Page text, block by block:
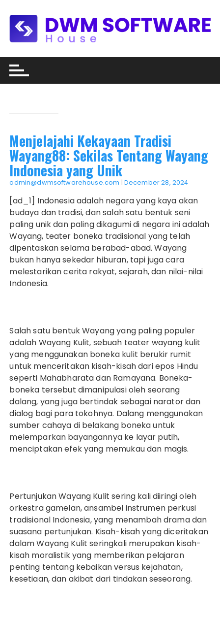
content
Menjelajahi Kekayaan Tradisi
Wayang88: Sekilas Tentang Wayang
Indonesia yang Unik
admin@dwmsoftwarehouse.com | December 28, 2024
[ad_1] Indonesia adalah negara yang kaya akan
budaya dan tradisi, dan salah satu bentuk seni
paling unik dan paling dikagumi di negara ini adalah
Wayang, teater boneka tradisional yang telah
dipentaskan selama berabad-abad. Wayang
bukan hanya sekedar hiburan, tapi juga cara
melestarikan cerita rakyat, sejarah, dan nilai-nilai
Indonesia.
Salah satu bentuk Wayang yang paling populer
adalah Wayang Kulit, sebuah teater wayang kulit
yang menggunakan boneka kulit berukir rumit
untuk menceritakan kisah-kisah dari epos Hindu
seperti Mahabharata dan Ramayana. Boneka-
boneka tersebut dimanipulasi oleh seorang
dalang, yang juga bertindak sebagai narator dan
dialog bagi para tokohnya. Dalang menggunakan
sumber cahaya di belakang boneka untuk
melemparkan bayangannya ke layar putih,
menciptakan efek yang memukau dan magis.
Pertunjukan Wayang Kulit sering kali diiringi oleh
orkestra gamelan, ansambel instrumen perkusi
tradisional Indonesia, yang menambah drama dan
suasana pertunjukan. Kisah-kisah yang diceritakan
dalam Wayang Kulit seringkali merupakan kisah-
kisah moralistik yang memberikan pelajaran
penting tentang kebaikan versus kejahatan,
kesetiaan, dan akibat dari tindakan seseorang.